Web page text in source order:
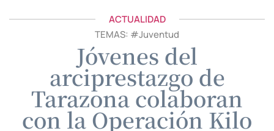
ACTUALIDAD
TEMAS: #Juventud
Jóvenes del
arciprestazgo de
Tarazona colaboran
con la Operación Kilo